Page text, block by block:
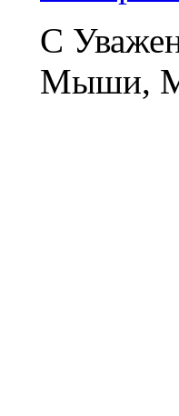
С
Мыши,